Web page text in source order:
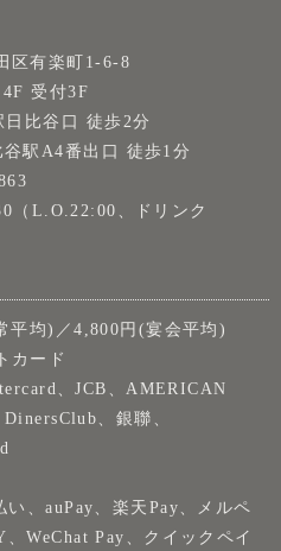
区有楽町1-6-8
受付3F
日比谷口 徒歩2分
駅A4番出口 徒歩1分
（L.O.22:00、ドリンク
平均)／4,800円(宴会平均)
カード
、JCB、AMERICAN
、銀聯、
い、auPay、楽天Pay、メルペ
WeChat Pay、クイックペイ